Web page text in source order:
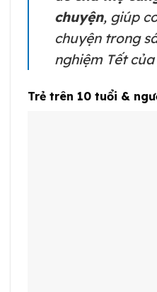
chuyện, giúp
chuyện trong
nghiệm Tết
Trẻ trên 10 tuổi &